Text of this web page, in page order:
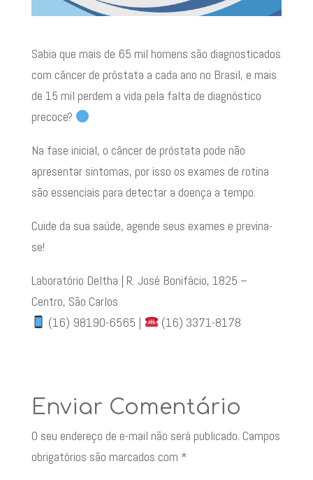
Sabia que mais de 65 mil homens são diagnosticados
com câncer de próstata a cada ano no Brasil, e mais
de 15 mil perdem a vida pela falta de diagnóstico
precoce?
Na fase inicial, o câncer de próstata pode não
apresentar sintomas, por isso os exames de rotina
são essenciais para detectar a doença a tempo.
Cuide da sua saúde, agende seus exames e previna-
se!
Laboratório Deltha | R. José Bonifácio, 1825 –
Centro, São Carlos
(16) 98190-6565 |
(16) 3371-8178
Enviar Comentário
O seu endereço de e-mail não será publicado. Campos
obrigatórios são marcados com *